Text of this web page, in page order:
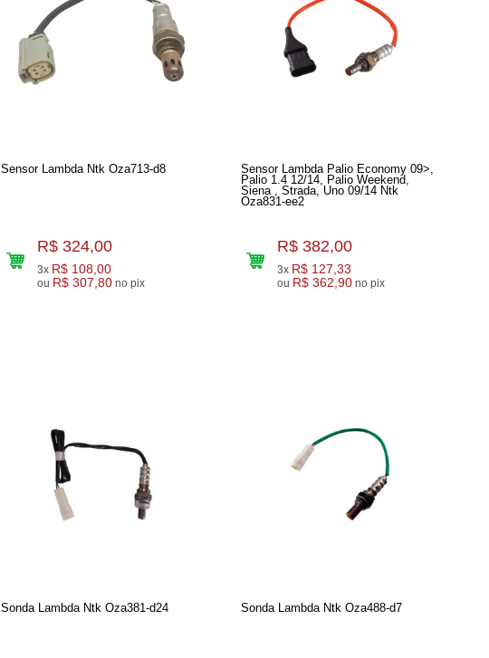
Sensor Lambda Ntk Oza713-d8
R$ 324,00
3x R$ 108,00
ou R$ 307,80 no pix
Sensor Lambda Palio Economy 09>,
Palio 1.4 12/14, Palio Weekend,
Siena , Strada, Uno 09/14 Ntk
Oza831-ee2
R$ 382,00
3x R$ 127,33
ou R$ 362,90 no pix
Sonda Lambda Ntk Oza381-d24 Sonda Lambda Ntk Oza488-d7